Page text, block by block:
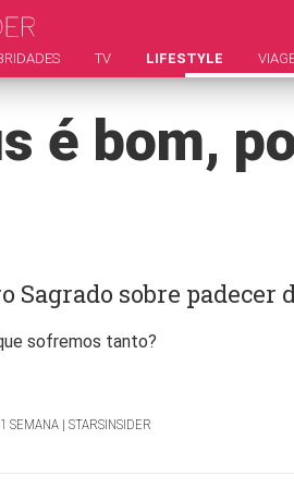
TV LIFESTYLE
é bom,
Sagrado sobre
SEMANA | STARSINSIDER